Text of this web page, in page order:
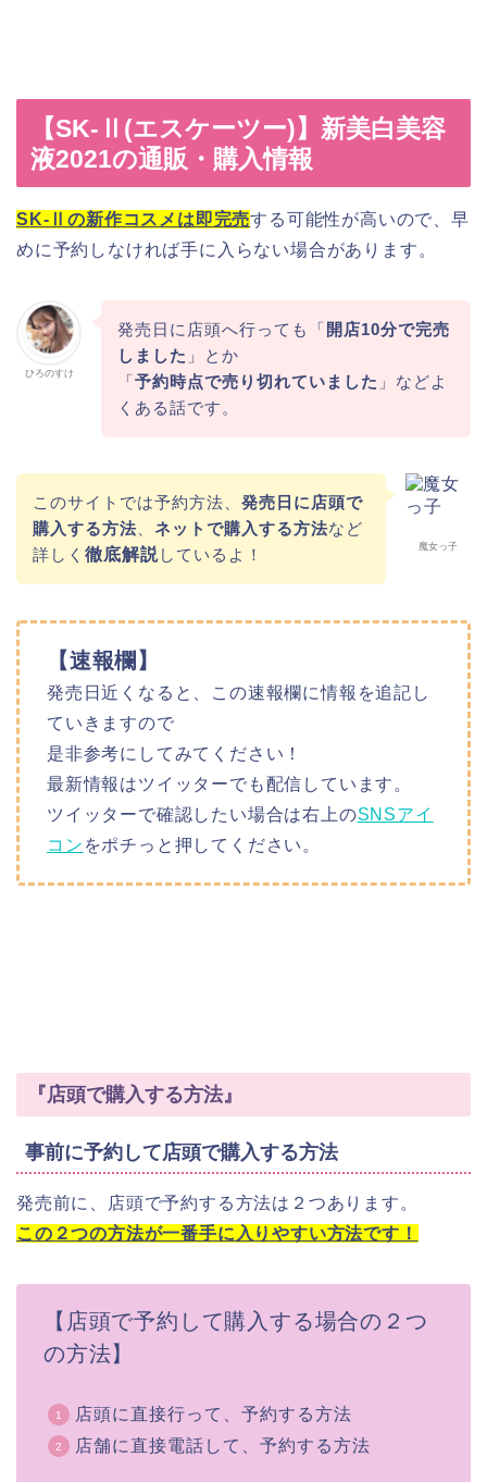
【SK-Ⅱ(エスケーツー)】新美白美容
液2021の通販・購入情報
SK-Ⅱの新作コスメは即完売する可能性が高いので、早
めに予約しなければ手に入らない場合があります。
ひろのすけ
発売日に店頭へ行っても「 開店10分で完売
しました 」とか
「予約時点で売り切れていました 」などよ
くある話です。
魔女っ子
このサイトでは予約方法、 発売日に店頭で
購入する方法、 ネットで購入する方法など
詳しく 徹底解説しているよ！
【速報欄】
発売日近くなると、この速報欄に情報を追記し
ていきますので
是非参考にしてみてください！
最新情報はツイッターでも配信しています。
ツイッターで確認したい場合は右上のSNSアイ
コン をポチっと押してください。
『店頭で購入する方法』
事前に予約して店頭で購入する方法
発売前に、店頭で予約する方法は２つあります。
この２つの方法が一番手に入りやすい方法です！
【店頭で予約して購入する場合の２つ
の方法】
店頭に直接行って、予約する方法
店舗に直接電話して、予約する方法